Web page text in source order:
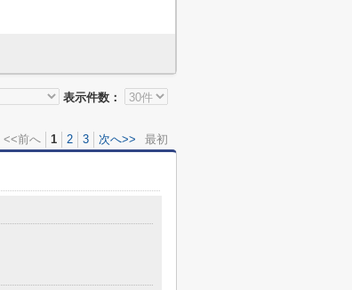
表示件数：
<<前へ 1 2 3 次へ>> 最初